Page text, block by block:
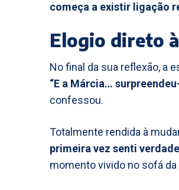
começa a existir ligação
Elogio direto
No final da sua reflexão, a
“E a Márcia…
confessou.
Totalmente rendida à
primeira vez senti
momento vivido no sofá da